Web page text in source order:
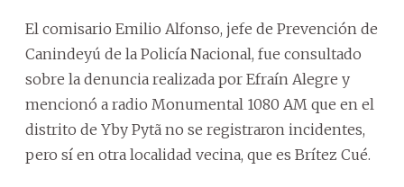
El comisario Emilio Alfonso, jefe de Prevención de
Canindeyú de la Policía Nacional, fue consultado
sobre la denuncia realizada por Efraín Alegre y
mencionó a radio Monumental 1080 AM que en el
distrito de Yby Pytã no se registraron incidentes,
pero sí en otra localidad vecina, que es Brítez Cué.